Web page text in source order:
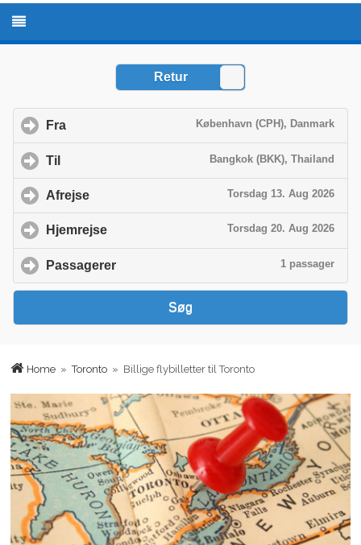
Home »Toronto » Billige flybilletter til Toronto